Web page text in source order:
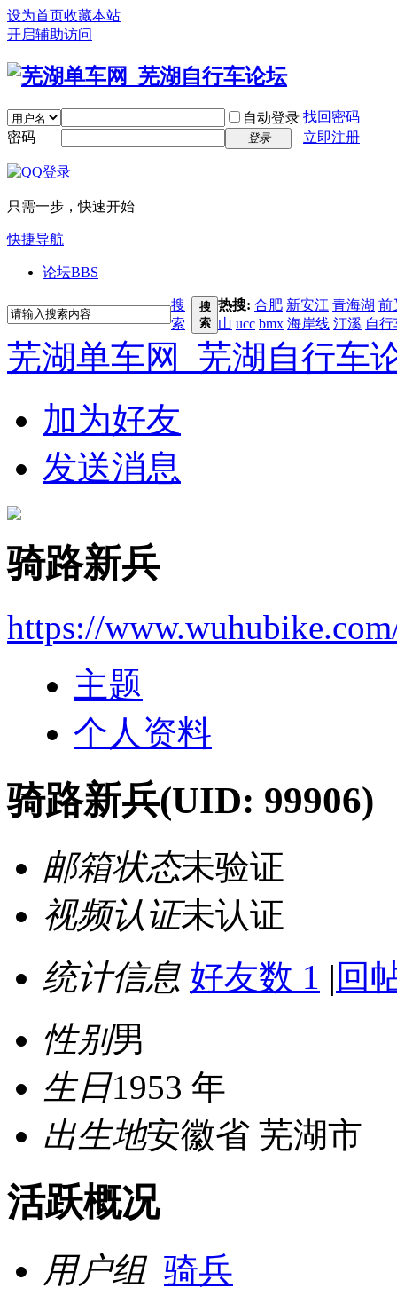
设为首页收藏本站
开启辅助访问
自动登录 找回密码
密码
登录 立即注册
只需一步，快速开始
快捷导航
论坛BBS
搜
索
搜
索
热搜: 合肥 新安江 青海湖 前
山 ucc bmx 海岸线 汀溪 自
芜湖单车网_芜湖自行车
加为好友
发送消息
骑路新兵
https://
主题
个人资料
骑路新兵(UID: 99906)
邮箱状态未验证
视频认证未认证
统计信息 好友数 1 | 回
性别男
生日1953 年
出生地安徽省 芜湖市
活跃概况
用户组 骑兵